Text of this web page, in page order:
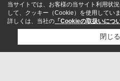
当サイトでは、お客様の当サイト利用状
して、クッキー（Cookie）を使用していま
詳しくは、当社の 「Cookieの取扱いにつ
閉じる